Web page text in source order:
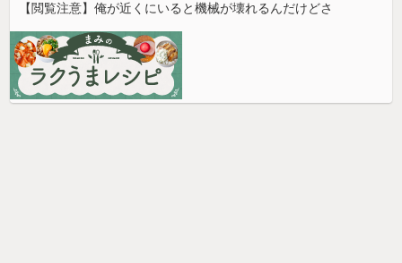
【閲覧注意】俺が近くにいると機械が壊れるんだけどさ